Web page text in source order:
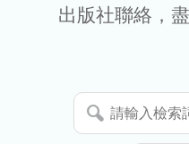
期
暫
停
出版社聯絡，
請
輸